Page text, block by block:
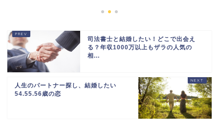
司法書士と結婚したい！どこで出会え
る？年収1000万以上もザラの人気の
相...
人生のパートナー探し、結婚したい
54.55.56歳の恋